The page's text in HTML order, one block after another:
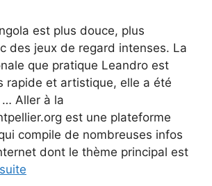
est plus douce, plus
des jeux de regard intenses. La
que pratique Leandro est
rapide et artistique, elle a été
Aller à la
est une plateforme
compile de nombreuses infos
dont le thème principal est